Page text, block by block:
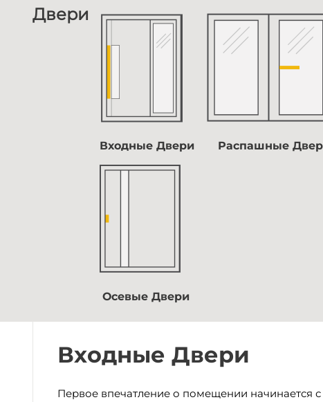
Двери
Входные Двери Распашные
Осевые Двери
Входные Двери
Первое впечатление о помещении начинается с